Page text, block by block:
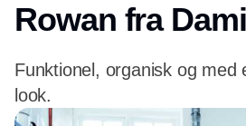
Rowan fra
Funktionel, organisk og med
look.